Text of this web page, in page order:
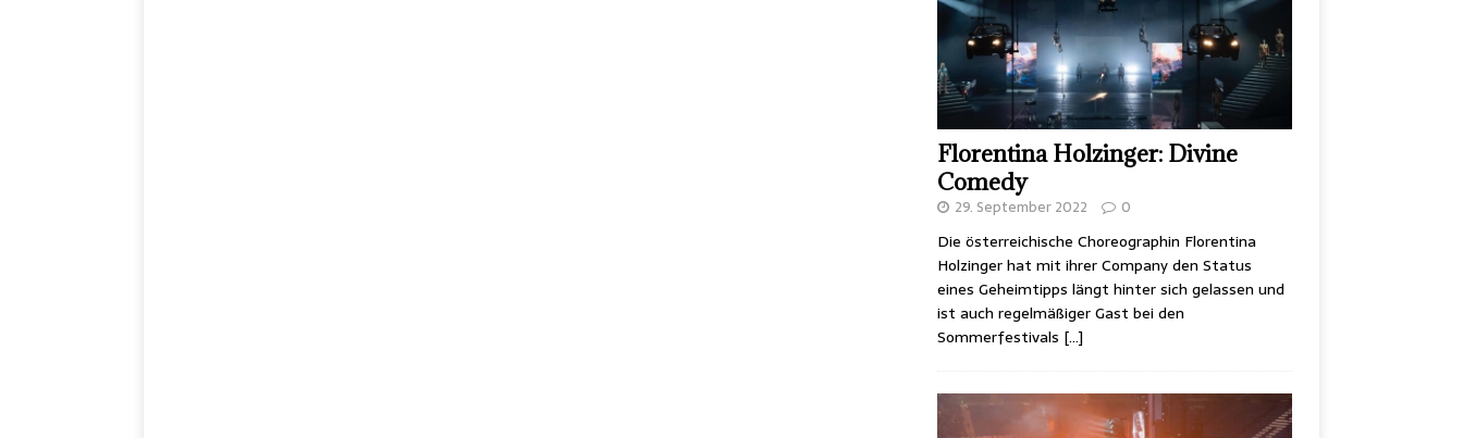
Florentina Holzinger: Divine
Comedy
29. September 2022 0
Die österreichische Choreographin Florentina
Holzinger hat mit ihrer Company den Status
eines Geheimtipps längt hinter sich gelassen und
ist auch regelmäßiger Gast bei den
Sommerfestivals […]